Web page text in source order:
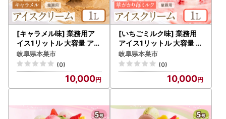
[キャラメル味] 業務用ア
イス1リットル 大容量 アイ
スクリーム 大容量
岐阜県本巣市
(0)
10,000
[いちごミルク味] 業務用
アイス1リットル 大容量 ア
イスクリーム 大容量
岐阜県本巣市
(0)
10,000